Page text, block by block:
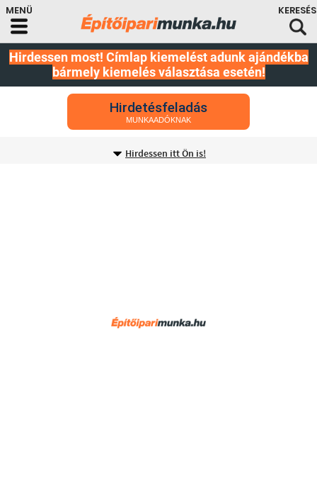
Hirdessen most! Címlap kiemelést adunk ajándékba
bármely kiemelés választása esetén!
Hirdetésfeladás
MUNKAADÓKNAK
Hirdessen itt Ön is!